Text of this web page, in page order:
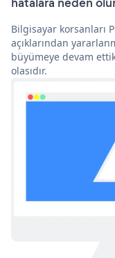
Bilgisayar korsanları
açıklarından
büyümeye devam
olasıdır.